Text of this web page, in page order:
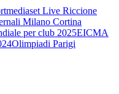
Live Riccione
Milano Cortina
per club 2025EICMA
Olimpiadi Parigi